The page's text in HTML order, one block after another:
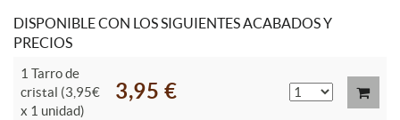
DISPONIBLE CON LOS SIGUIENTES ACABADOS Y
PRECIOS
1 Tarro de
cristal (3,95€
x 1 unidad)
3,95 €